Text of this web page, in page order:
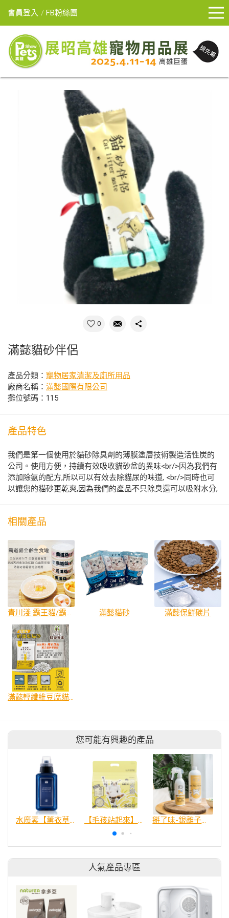
會員登入 FB粉絲團
0
滿懿貓砂伴侶
產品分類： 寵物居家清潔及廁所用品
廠商名稱： 滿懿國際有限公司
攤位號碼：115
產品特色
我們是第一個使用於貓砂除臭劑的薄膜塗層技術製造活性炭的
公司。使用方便，持續有效吸收貓砂盆的異味<br/>因為我們有
添加除氨的配方,所以可以有效去除貓尿的味道, <br/>同時也可
以讓您的貓砂更乾爽,因為我們的產品不只除臭還可以吸附水分,
相關產品
青川淺 霸王貓/霸道貓罐頭 及 肉泥湯包 滿懿貓砂 滿懿保鮮碳片
滿懿輕纖維豆腐貓砂
您可能有興趣的產品
水魔素【薰衣草除臭】濃縮液【驅蚤蚊防蟑】 【毛孩站起來】五吉貓 小米科學貓砂 掰了味-銀離子科學環境除臭噴霧
人氣產品專區